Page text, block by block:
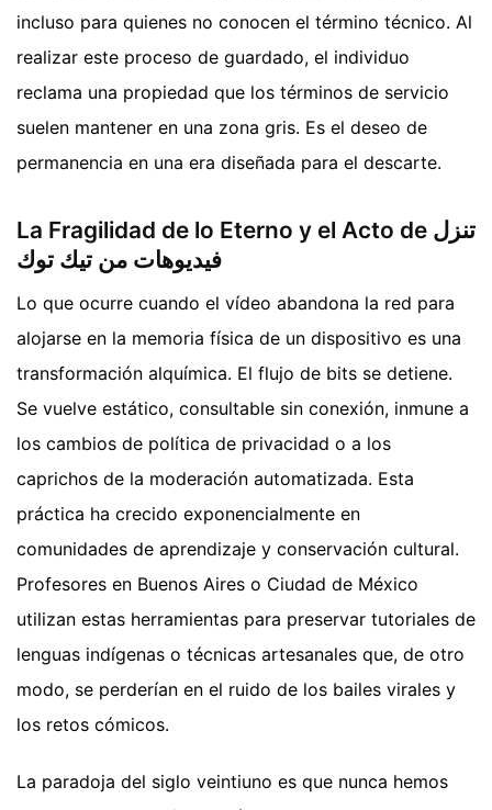
incluso para quienes no conocen el término técnico. Al
realizar este proceso de guardado, el individuo
reclama una propiedad que los términos de servicio
suelen mantener en una zona gris. Es el deseo de
permanencia en una era diseñada para el descarte.
La Fragilidad de lo Eterno y el Acto de تنزل
فيديوهات من تيك توك
Lo que ocurre cuando el vídeo abandona la red para
alojarse en la memoria física de un dispositivo es una
transformación alquímica. El flujo de bits se detiene.
Se vuelve estático, consultable sin conexión, inmune a
los cambios de política de privacidad o a los
caprichos de la moderación automatizada. Esta
práctica ha crecido exponencialmente en
comunidades de aprendizaje y conservación cultural.
Profesores en Buenos Aires o Ciudad de México
utilizan estas herramientas para preservar tutoriales de
lenguas indígenas o técnicas artesanales que, de otro
modo, se perderían en el ruido de los bailes virales y
los retos cómicos.
La paradoja del siglo veintiuno es que nunca hemos